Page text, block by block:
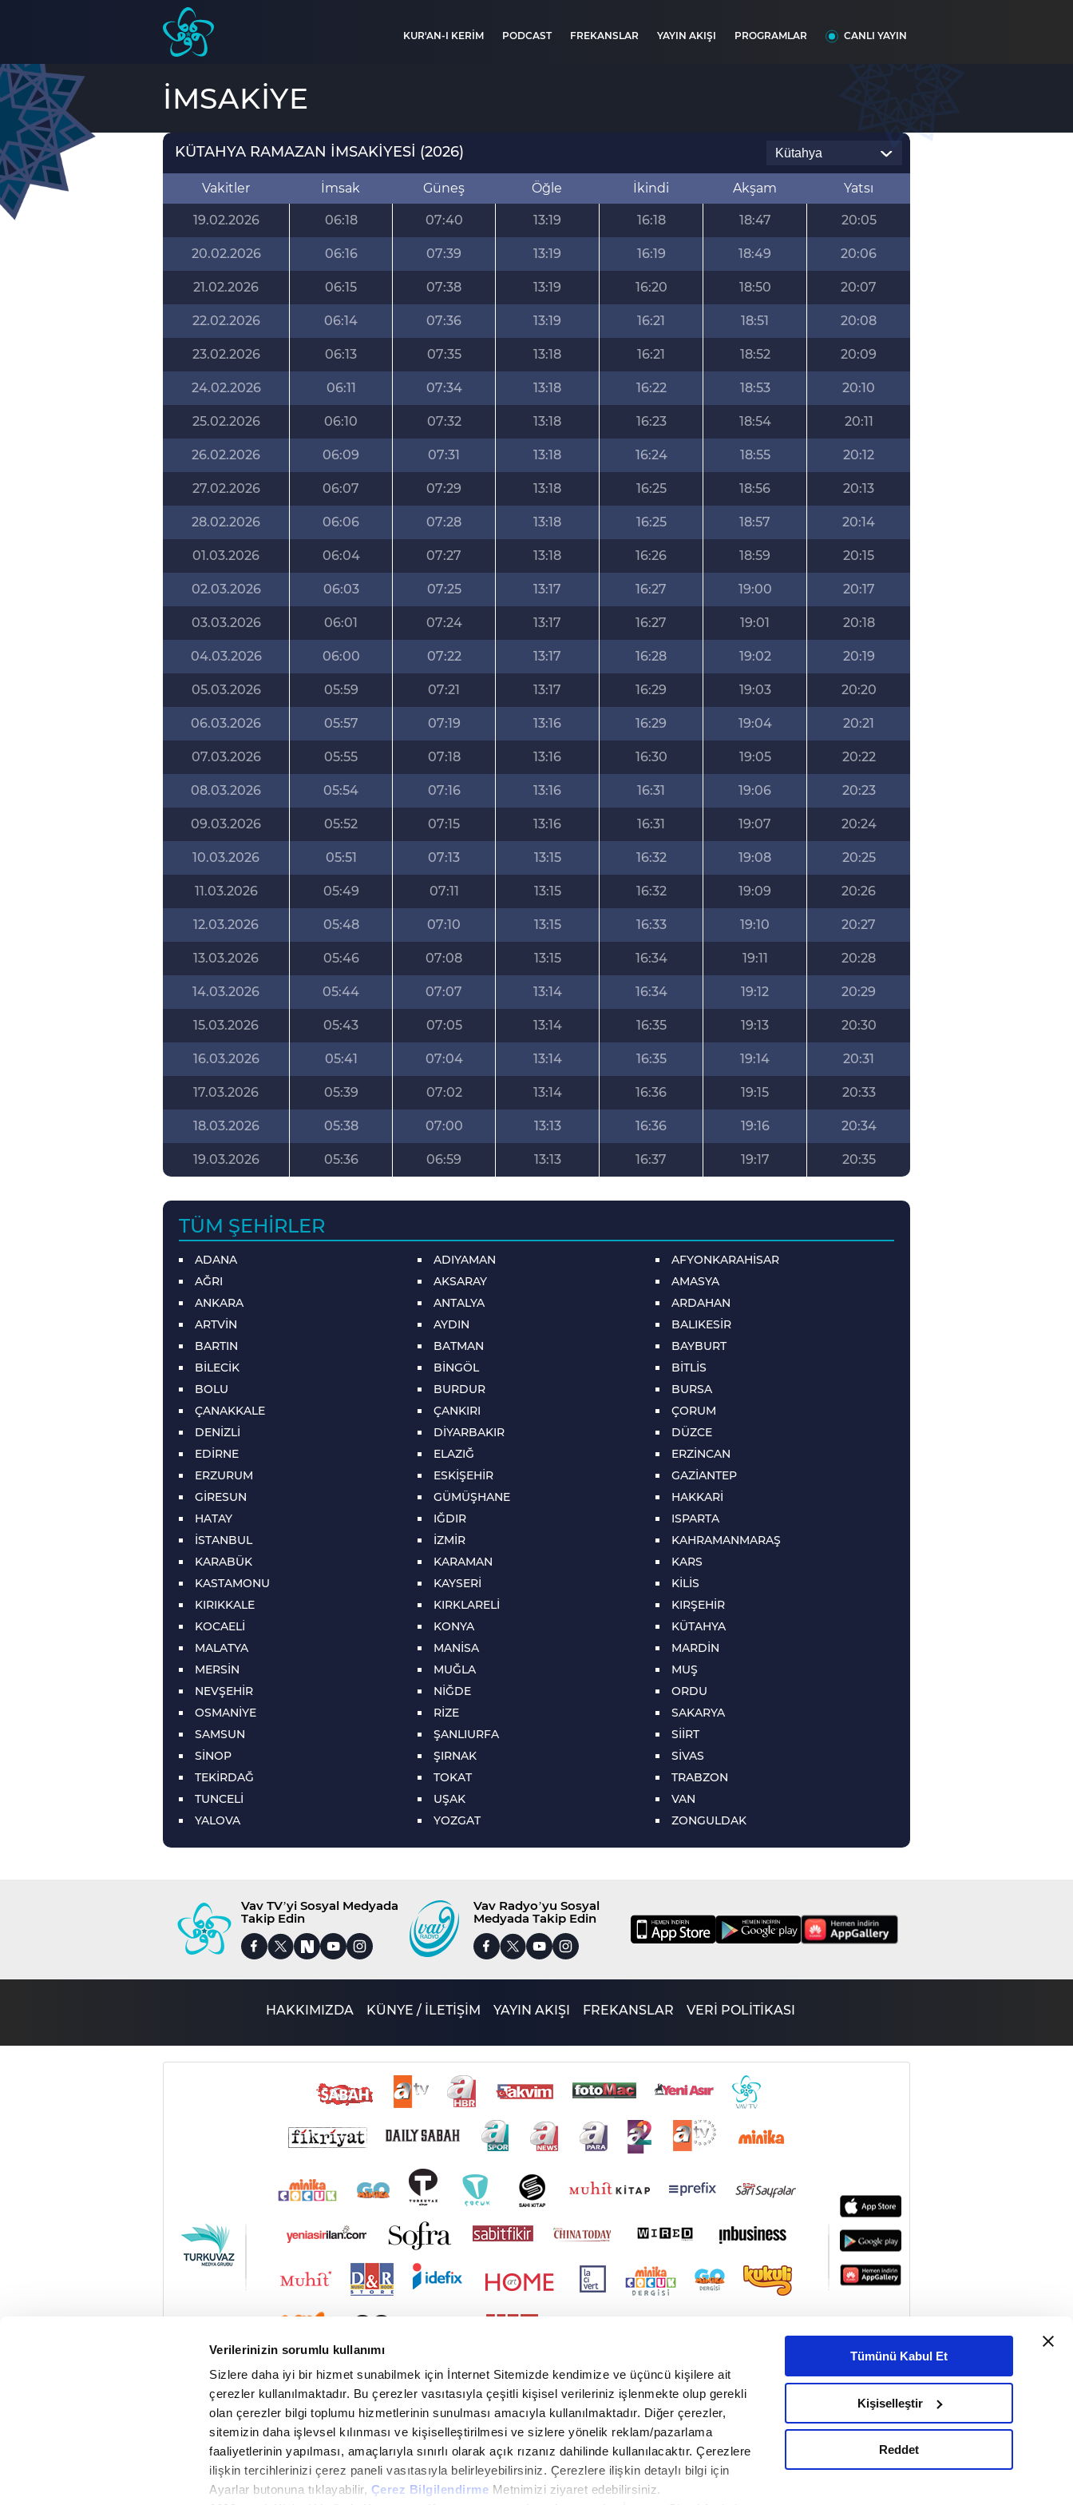
Verilerinizin sorumlu kullanımı
Sizlere daha iyi bir hizmet sunabilmek için İnternet Sitemizde kendimize ve üçüncü kişilere ait
çerezler kullanılmaktadır. Bu çerezler vasıtasıyla çeşitli kişisel verileriniz işlenmekte olup gerekli
olan çerezler bilgi toplumu hizmetlerinin sunulması amacıyla kullanılmaktadır. Diğer çerezler,
sitemizin daha işlevsel kılınması ve kişiselleştirilmesi ve sizlere yönelik reklam/pazarlama
faaliyetlerinin yapılması, amaçlarıyla sınırlı olarak açık rızanız dahilinde kullanılacaktır. Çerezlere
ilişkin tercihlerinizi çerez paneli vasıtasıyla belirleyebilirsiniz. Çerezlere ilişkin detaylı bilgi için
Ayarlar butonuna tıklayabilir, Çerez Bilgilendirme Metnimizi ziyaret edebilirsiniz.
Tümünü Kabul Et
Kişiselleştir
Reddet
KUR'AN-I KERİM PODCAST FREKANSLAR YAYIN AKIŞI PROGRAMLAR CANLI YAYIN
İMSAKİYE
KÜTAHYA RAMAZAN İMSAKİYESİ (2026)
Vakitler İmsak Güneş Öğle İkindi Akşam Yatsı
19.02.2026 06:18 07:40 13:19 16:18 18:47 20:05
20.02.2026 06:16 07:39 13:19 16:19 18:49 20:06
21.02.2026 06:15 07:38 13:19 16:20 18:50 20:07
22.02.2026 06:14 07:36 13:19 16:21 18:51 20:08
23.02.2026 06:13 07:35 13:18 16:21 18:52 20:09
24.02.2026 06:11 07:34 13:18 16:22 18:53 20:10
25.02.2026 06:10 07:32 13:18 16:23 18:54 20:11
26.02.2026 06:09 07:31 13:18 16:24 18:55 20:12
27.02.2026 06:07 07:29 13:18 16:25 18:56 20:13
28.02.2026 06:06 07:28 13:18 16:25 18:57 20:14
01.03.2026 06:04 07:27 13:18 16:26 18:59 20:15
02.03.2026 06:03 07:25 13:17 16:27 19:00 20:17
03.03.2026 06:01 07:24 13:17 16:27 19:01 20:18
04.03.2026 06:00 07:22 13:17 16:28 19:02 20:19
05.03.2026 05:59 07:21 13:17 16:29 19:03 20:20
06.03.2026 05:57 07:19 13:16 16:29 19:04 20:21
07.03.2026 05:55 07:18 13:16 16:30 19:05 20:22
08.03.2026 05:54 07:16 13:16 16:31 19:06 20:23
09.03.2026 05:52 07:15 13:16 16:31 19:07 20:24
10.03.2026 05:51 07:13 13:15 16:32 19:08 20:25
11.03.2026 05:49 07:11 13:15 16:32 19:09 20:26
12.03.2026 05:48 07:10 13:15 16:33 19:10 20:27
13.03.2026 05:46 07:08 13:15 16:34 19:11 20:28
14.03.2026 05:44 07:07 13:14 16:34 19:12 20:29
15.03.2026 05:43 07:05 13:14 16:35 19:13 20:30
16.03.2026 05:41 07:04 13:14 16:35 19:14 20:31
17.03.2026 05:39 07:02 13:14 16:36 19:15 20:33
18.03.2026 05:38 07:00 13:13 16:36 19:16 20:34
19.03.2026 05:36 06:59 13:13 16:37 19:17 20:35
TÜM ŞEHIRLER
ADANA ADIYAMAN
AFYONKARAHİSAR
AĞRI
AKSARAY
AMASYA
ANKARA
ANTALYA
ARDAHAN
ARTVİN
AYDIN
BALIKESİR
BARTIN
BATMAN
BAYBURT
BİLECİK
BİNGÖL
BİTLİS
BOLU
BURDUR
BURSA
ÇANAKKALE
ÇANKIRI
ÇORUM
DENİZLİ
DİYARBAKIR
DÜZCE
EDİRNE
ELAZIĞ
ERZİNCAN
ERZURUM
ESKİŞEHİR
GAZİANTEP
GİRESUN
GÜMÜŞHANE
HAKKARİ
HATAY
IĞDIR
ISPARTA
İSTANBUL
İZMİR
KAHRAMANMARAŞ
KARABÜK
KARAMAN
KARS
KASTAMONU
KAYSERİ
KİLİS
KIRIKKALE
KIRKLARELİ
KIRŞEHİR
KOCAELİ
KONYA
KÜTAHYA
MALATYA
MANİSA
MARDİN
MERSİN
MUĞLA
MUŞ
NEVŞEHİR
NİĞDE
ORDU
OSMANİYE
RİZE
SAKARYA
SAMSUN
ŞANLIURFA
SİİRT
SİNOP
ŞIRNAK
SİVAS
TEKİRDAĞ
TOKAT
TRABZON
TUNCELİ
UŞAK
VAN
YALOVA
YOZGAT ZONGULDAK
Vav TV’yi Sosyal Medyada
Takip Edin
Vav Radyo’yu Sosyal
Medyada Takip Edin
HAKKIMIZDA KÜNYE / İLETİŞİM YAYIN AKIŞI FREKANSLAR VERİ POLİTİKASI